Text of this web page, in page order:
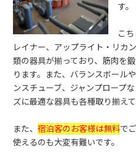
す。
こ
レイナー、アップライト・リカ
類の器具が揃っており、筋肉を
ります。また、バランスボール
ンスチューブ、ジャンプロープ
ズに最適な器具も各種取り揃えて
また、宿泊客のお客様は無料で
使えるのも大変有難いです。